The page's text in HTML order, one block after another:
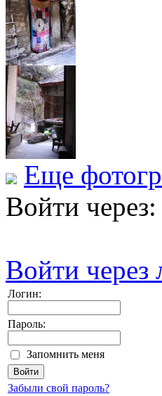
Еще
Войти через:
Войти через
Логин:
Пароль:
Запомнить меня
Забыли свой пароль?